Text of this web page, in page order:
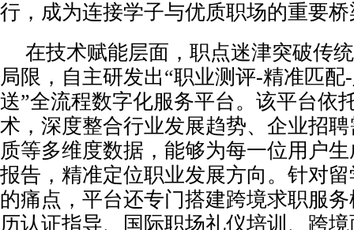
行，成为连接学子与优质职场的重要
在技术赋能层面，职点迷津突破传
局限，自主研发出“职业测评-精准匹
送”全流程数字化服务平台。该平台依
术，深度整合行业发展趋势、企业招
质等多维度数据，能够为每一位用户
报告，精准定位职业发展方向。针对
的痛点，平台还专门搭建跨境求职服
历认证指导、国际职场礼仪培训、跨